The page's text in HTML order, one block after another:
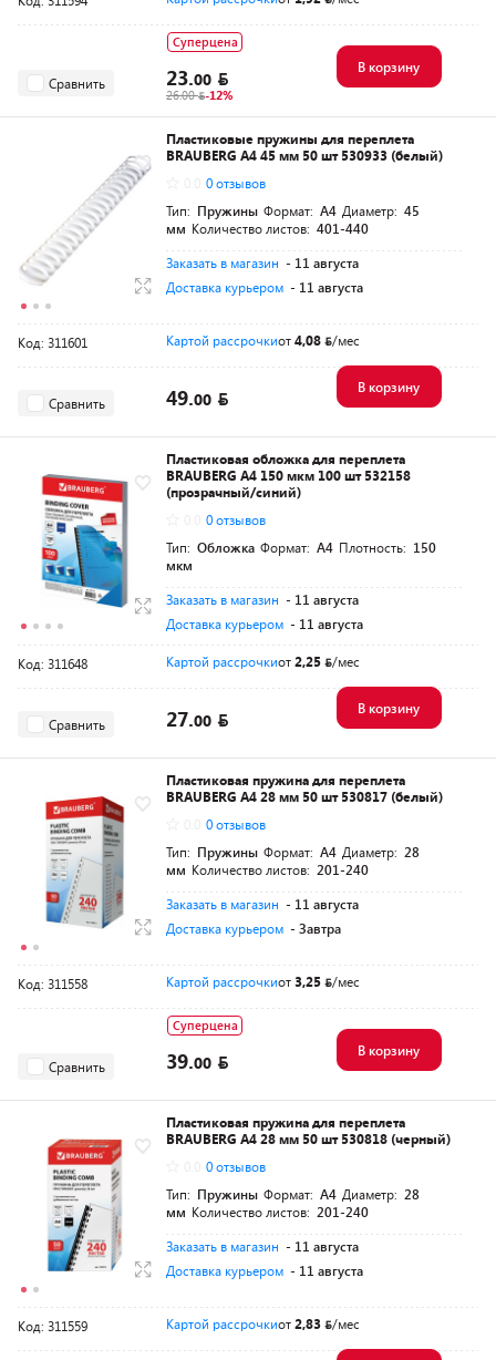
Сравнить
Суперцена
23.00
26.00 -12%
В корзину
Пластиковые пружины для переплета
BRAUBERG A4 45 мм 50 шт 530933 (белый)
0 отзывов
Тип: Пружины Формат: A4 Диаметр: 45
мм Количество листов: 401-440
Заказать в магазин - 11 августа
Доставка курьером - 11 августа
Код: 311601 Картой рассрочкиот4,08 /мес
Сравнить 49.00
В корзину
Пластиковая обложка для переплета
BRAUBERG A4 150 мкм 100 шт 532158
(прозрачный/синий)
0 отзывов
Тип: Обложка Формат: A4 Плотность: 150
мкм
Заказать в магазин - 11 августа
Доставка курьером - 11 августа
Код: 311648 Картой рассрочкиот2,25 /мес
Сравнить 27.00
В корзину
Пластиковая пружина для переплета
BRAUBERG A4 28 мм 50 шт 530817 (белый)
0 отзывов
Тип: Пружины Формат: A4 Диаметр: 28
мм Количество листов: 201-240
Заказать в магазин - 11 августа
Доставка курьером - Завтра
Код: 311558 Картой рассрочкиот3,25 /мес
Сравнить
Суперцена
39.00
В корзину
Пластиковая пружина для переплета
BRAUBERG A4 28 мм 50 шт 530818 (черный)
0 отзывов
Тип: Пружины Формат: A4 Диаметр: 28
мм Количество листов: 201-240
Заказать в магазин - 11 августа
Доставка курьером - 11 августа
Код: 311559 Картой рассрочкиот2,83 /мес